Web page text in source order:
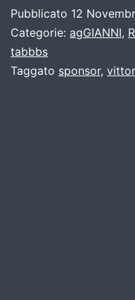
Pubblicato 12
Categorie: agGIANNI,
tabbbs
Taggato sponsor,